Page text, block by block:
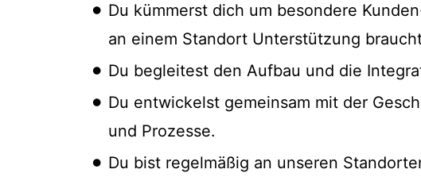
Du kümmerst dich um besondere
an einem Standort Unterstützung
Du begleitest den Aufbau und die
Du entwickelst gemeinsam mit der
und Prozesse.
Du bist regelmäßig an unseren